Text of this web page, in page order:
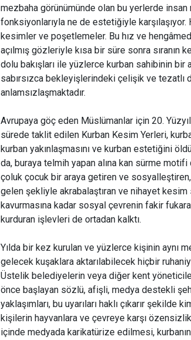
mezbaha görünümünde olan bu yerlerde
fonksiyonlarıyla ne de estetiğiyle
kesimler ve poşetlemeler. Bu hız ve
açılmış gözleriyle kısa bir süre sonra sıranın
dolu bakışları ile yüzlerce kurban sahibinin bir
sabırsızca bekleyişlerindeki çelişik ve tezatlı
anlamsızlaşmaktadır.
Avrupaya göç eden Müslümanlar için 20.
sürede taklit edilen Kurban Kesim Yerleri,
kurban yakınlaşmasını ve kurban estetiğini
da, buraya telmih yapan alına kan sürme
çoluk çocuk bir araya getiren ve sosyalleştiren,
gelen şekliyle akrabalaştıran ve nihayet
kavurmasına kadar sosyal çevrenin fakir
kurduran işlevleri de ortadan kalktı.
Yılda bir kez kurulan ve yüzlerce kişinin aynı
gelecek kuşaklara aktarılabilecek hiçbir
Üstelik belediyelerin veya diğer kent
önce başlayan sözlü, afişli, medya destekli
yaklaşımları, bu uyarıları haklı çıkarır
kişilerin hayvanlara ve çevreye karşı
içinde medyada karikatürize edilmesi,